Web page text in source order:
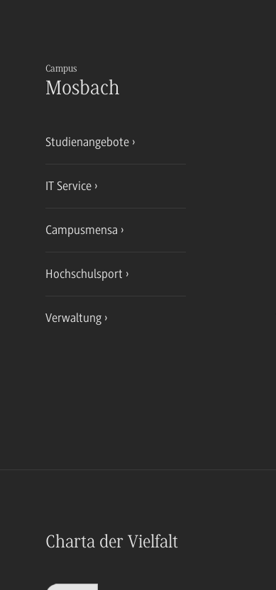
Campus
Mosbach
Studienangebote
IT Service
Campusmensa
Hochschulsport
Verwaltung
Charta der Vielfalt